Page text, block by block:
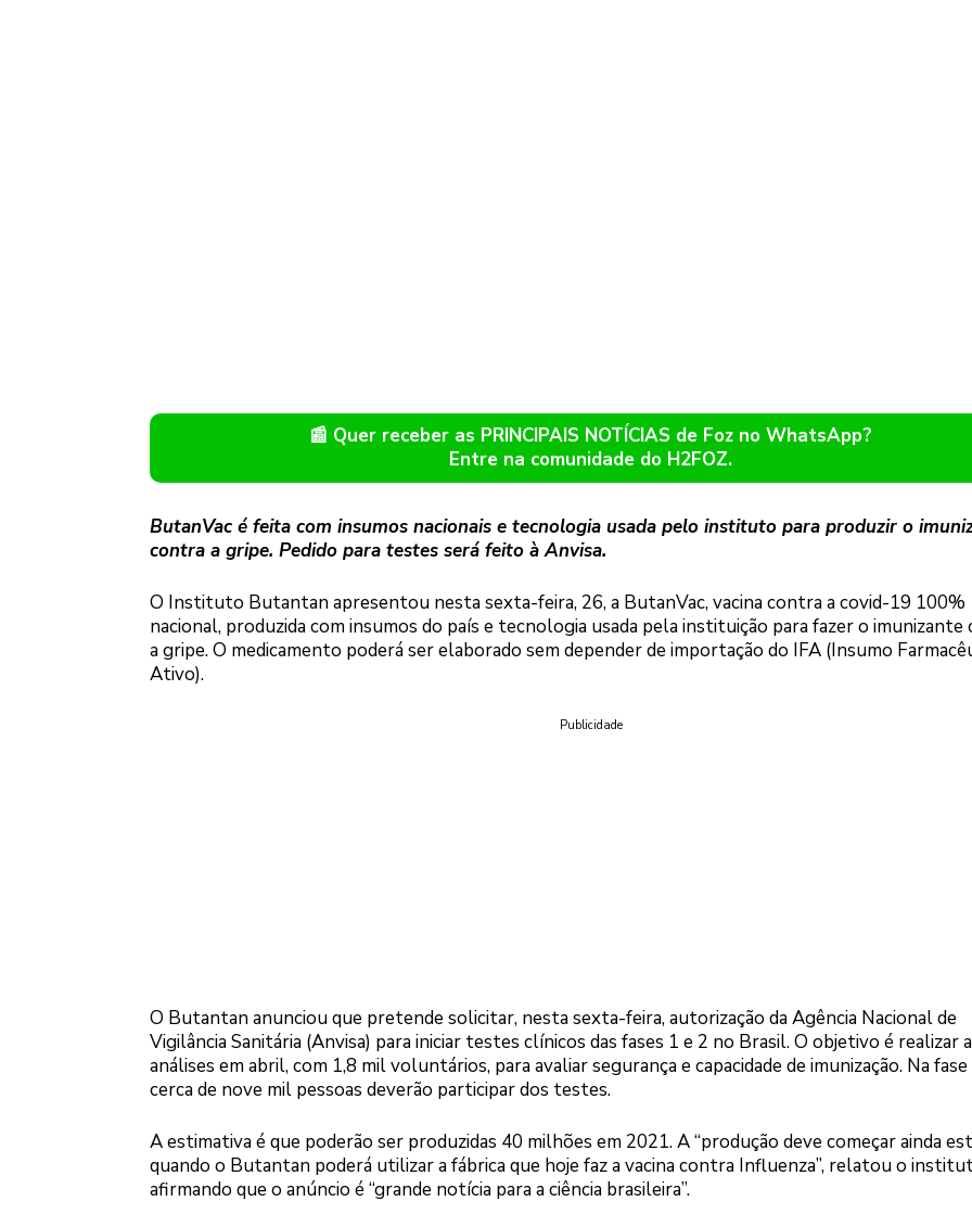
📰 Quer receber as PRINCIPAIS NOTÍCIAS de Foz no WhatsApp?
Entre na comunidade do H2FOZ.
ButanVac é feita com insumos nacionais e tecnologia usada pelo instituto para produzir o
contra a gripe. Pedido para testes será feito à Anvisa.
O Instituto Butantan apresentou nesta sexta-feira, 26, a ButanVac, vacina contra a covid-19 100%
nacional, produzida com insumos do país e tecnologia usada pela instituição para fazer o
a gripe. O medicamento poderá ser elaborado sem depender de importação do IFA (Insumo
Ativo).
Publicidade
O Butantan anunciou que pretende solicitar, nesta sexta-feira, autorização da Agência Nacional de
Vigilância Sanitária (Anvisa) para iniciar testes clínicos das fases 1 e 2 no Brasil. O objetivo é realizar
análises em abril, com 1,8 mil voluntários, para avaliar segurança e capacidade de imunização. Na fase
cerca de nove mil pessoas deverão participar dos testes.
A estimativa é que poderão ser produzidas 40 milhões em 2021. A “produção deve começar ainda
quando o Butantan poderá utilizar a fábrica que hoje faz a vacina contra Influenza”, relatou o
afirmando que o anúncio é “grande notícia para a ciência brasileira”.